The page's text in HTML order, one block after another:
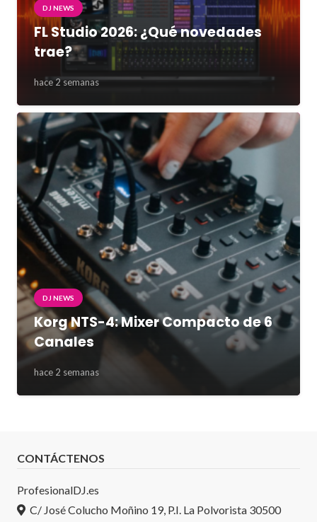
DJ NEWS
FL Studio 2026: ¿Qué novedades
trae?
hace 2 semanas
DJ NEWS
Korg NTS-4: Mixer Compacto de 6
Canales
hace 2 semanas
CONTÁCTENOS
ProfesionalDJ.es
C/ José Colucho Moñino 19, P.I. La Polvorista 30500